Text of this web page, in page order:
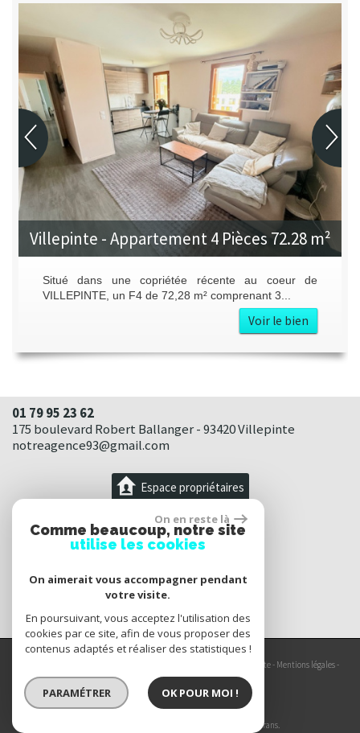
Villepinte - Appartement 4 Pièces 72.28 m²
Situé dans une copriétée récente au coeur de
VILLEPINTE, un F4 de 72,28 m² comprenant 3...
Voir le bien
01 79 95 23 62
175 boulevard Robert Ballanger - 93420 Villepinte
notreagence93@gmail.com
Espace propriétaires
Plan du site- Mentions légales-
Partenaires-Admin-Politique RGPD
un seul site adaptable à tous les types d'écrans.
On en reste là
Comme beaucoup, notre site
utilise les cookies
On aimerait vous accompagner pendant
votre visite.
En poursuivant, vous acceptez l'utilisation des
cookies par ce site, afin de vous proposer des
contenus adaptés et réaliser des statistiques !
PARAMÉTRER OK POUR MOI !